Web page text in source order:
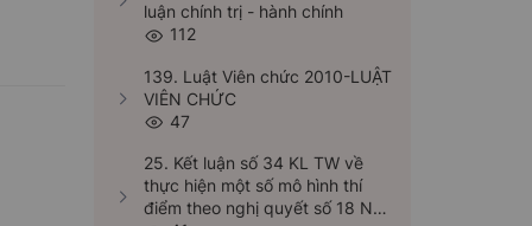
luận chính trị - hành chính
112
139. Luật Viên chức 2010-LUẬT
VIÊN CHỨC
47
25. Kết luận số 34 KL TW về
thực hiện một số mô hình thí
điểm theo nghị quyết số 18 NQ